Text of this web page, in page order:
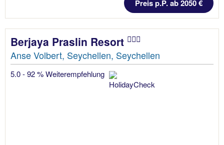
Preis p.P. ab 2050 €
Berjaya Praslin Resort
Anse Volbert, Seychellen, Seychellen
5.0 - 92 % Weiterempfehlung